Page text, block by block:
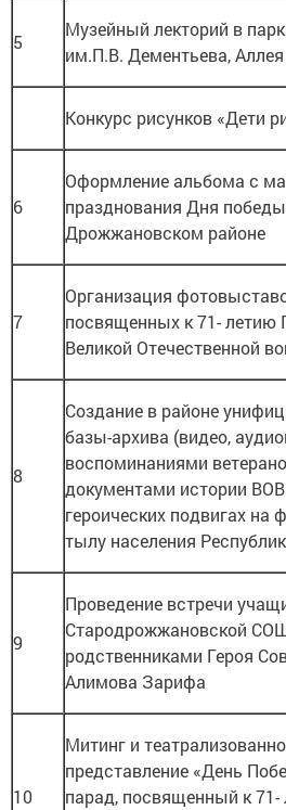
5
Музейный лекторий в
им.П.В. Дементьева, Аллея
Конкурс рисунков «Дети
6
Оформление альбома с
празднования Дня
Дрожжановском районе
7
Организация
посвященных к 71- летию
Великой Отечественной
8
Создание в районе
базы-архива (видео,
воспоминаниями
документами истории
героических подвигах на
тылу населения
9
Проведение встречи
Стародрожжановской
родственниками Героя
Алимова Зарифа
10
Митинг и
представление «День
парад, посвященный к